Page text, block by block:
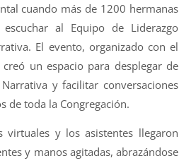
cuando más de 1200 hermanas
al Equipo de Liderazgo
El evento, organizado con el
un espacio para desplegar de
y facilitar conversaciones
de toda la Congregación.
virtuales y los asistentes llegaron
y manos agitadas, abrazándose